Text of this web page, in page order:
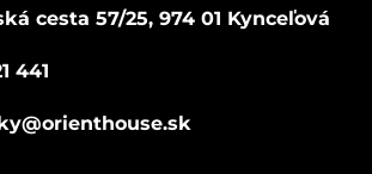
cesta 57/25, 974 01 Kynceľová
441